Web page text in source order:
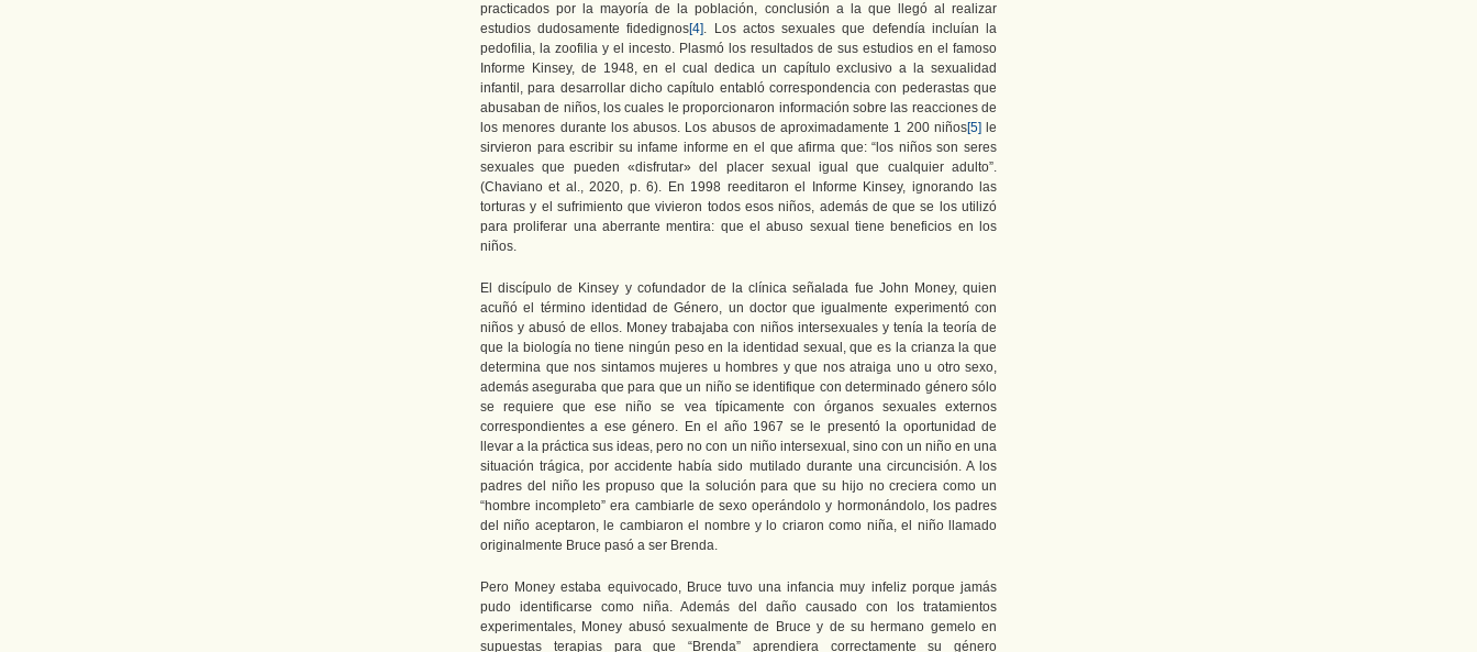
practicados por la mayoría de la población, conclusión a la que llegó al realizar
estudios dudosamente fidedignos[4]. Los actos sexuales que defendía incluían la
pedofilia, la zoofilia y el incesto. Plasmó los resultados de sus estudios en el famoso
Informe Kinsey, de 1948, en el cual dedica un capítulo exclusivo a la sexualidad
infantil, para desarrollar dicho capítulo entabló correspondencia con pederastas que
abusaban de niños, los cuales le proporcionaron información sobre las reacciones de
los menores durante los abusos. Los abusos de aproximadamente 1 200 niños[5] le
sirvieron para escribir su infame informe en el que afirma que: “los niños son seres
sexuales que pueden «disfrutar» del placer sexual igual que cualquier adulto”.
(Chaviano et al., 2020, p. 6). En 1998 reeditaron el Informe Kinsey, ignorando las
torturas y el sufrimiento que vivieron todos esos niños, además de que se los utilizó
para proliferar una aberrante mentira: que el abuso sexual tiene beneficios en los
niños.
El discípulo de Kinsey y cofundador de la clínica señalada fue John Money, quien
acuñó el término identidad de Género, un doctor que igualmente experimentó con
niños y abusó de ellos. Money trabajaba con niños intersexuales y tenía la teoría de
que la biología no tiene ningún peso en la identidad sexual, que es la crianza la que
determina que nos sintamos mujeres u hombres y que nos atraiga uno u otro sexo,
además aseguraba que para que un niño se identifique con determinado género sólo
se requiere que ese niño se vea típicamente con órganos sexuales externos
correspondientes a ese género. En el año 1967 se le presentó la oportunidad de
llevar a la práctica sus ideas, pero no con un niño intersexual, sino con un niño en una
situación trágica, por accidente había sido mutilado durante una circuncisión. A los
padres del niño les propuso que la solución para que su hijo no creciera como un
“hombre incompleto” era cambiarle de sexo operándolo y hormonándolo, los padres
del niño aceptaron, le cambiaron el nombre y lo criaron como niña, el niño llamado
originalmente Bruce pasó a ser Brenda.
Pero Money estaba equivocado, Bruce tuvo una infancia muy infeliz porque jamás
pudo identificarse como niña. Además del daño causado con los tratamientos
experimentales, Money abusó sexualmente de Bruce y de su hermano gemelo en
supuestas terapias para que “Brenda” aprendiera correctamente su género